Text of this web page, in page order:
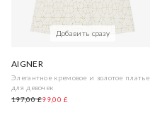
Добавить сразу
AIGNER
Элегантное кремовое и золотое платье
для девочек
197,00 £99,00 £